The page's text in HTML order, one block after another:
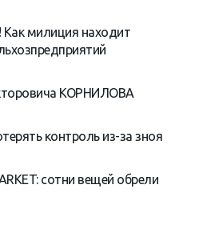
милиция находит
КОРНИЛОВА
контроль из-за зноя
сотни вещей обрели